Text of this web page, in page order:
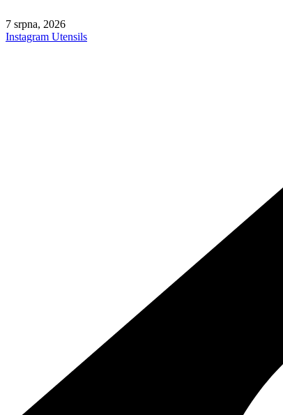
to
content
7 srpna, 2026
Instagram Utensils